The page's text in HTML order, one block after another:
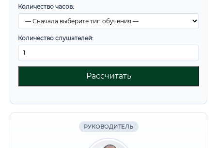
Количество часов:
Количество слушателей:
Рассчитать
РУКОВОДИТЕЛЬ